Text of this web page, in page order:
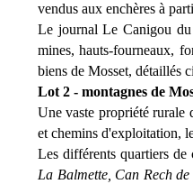
vendus aux enchères à
Le journal Le Canigou du
mines, hauts-fourneaux,
biens de Mosset, détaillés
Lot 2 - montagnes de
Une vaste propriété rurale
et chemins d'exploitation,
Les différents quartiers de
La Balmette, Can Rech